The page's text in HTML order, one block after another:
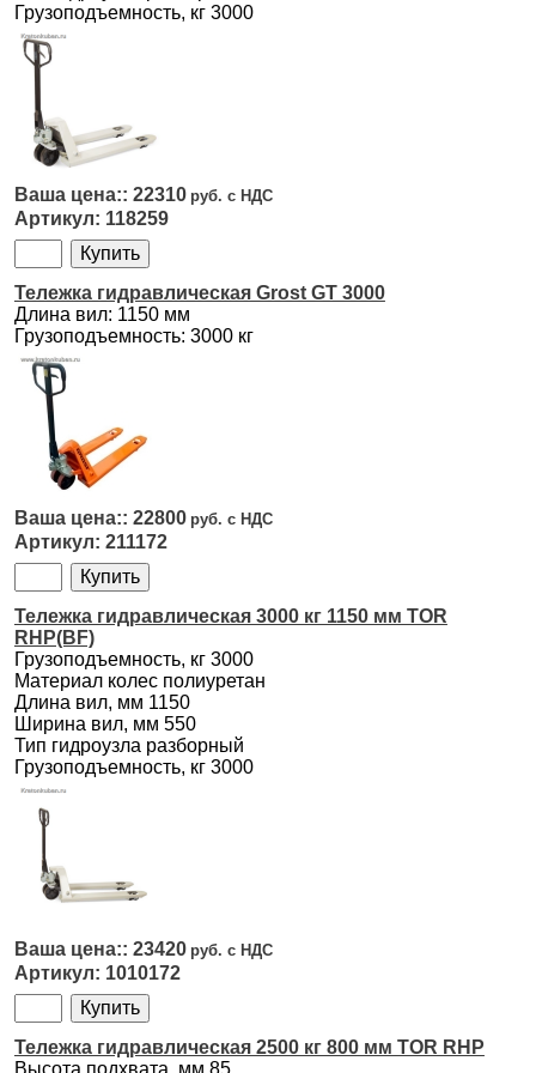
Грузоподъемность, кг 3000
22310
118259
Тележка гидравлическая Grost GT 3000
Длина вил: 1150 мм
Грузоподъемность: 3000 кг
22800
211172
Тележка гидравлическая 3000 кг 1150 мм TOR
RHP(BF)
Грузоподъемность, кг 3000
Материал колес полиуретан
Длина вил, мм 1150
Ширина вил, мм 550
Тип гидроузла разборный
Грузоподъемность, кг 3000
23420
1010172
Тележка гидравлическая 2500 кг 800 мм TOR RHP
Высота подхвата, мм 85